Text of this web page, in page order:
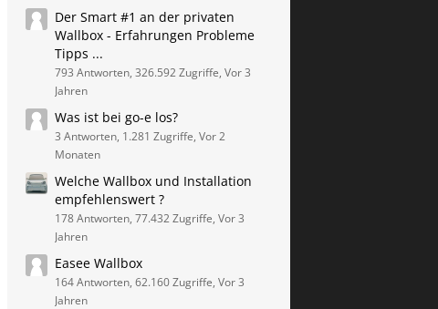
Der Smart #1 an der privaten
Wallbox - Erfahrungen Probleme
Tipps ...
793 Antworten, 326.592 Zugriffe, Vor 3
Jahren
Was ist bei go-e los?
3 Antworten, 1.281 Zugriffe, Vor 2
Monaten
Welche Wallbox und Installation
empfehlenswert ?
178 Antworten, 77.432 Zugriffe, Vor 3
Jahren
Easee Wallbox
164 Antworten, 62.160 Zugriffe, Vor 3
Jahren